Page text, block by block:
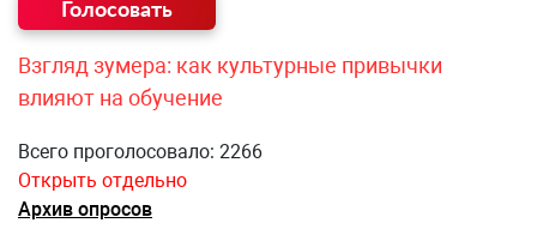
Взгляд зумера: как культурные привычки
влияют на обучение
Всего проголосовало: 2266
Открыть отдельно
Архив опросов